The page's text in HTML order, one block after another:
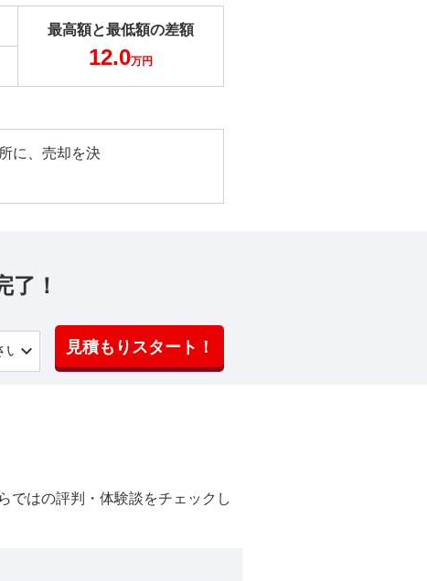
最高額と最低額の差額
12.0万円
に、売却を決
了！
見積もりスタート！
ではの評判・体験談をチェックし